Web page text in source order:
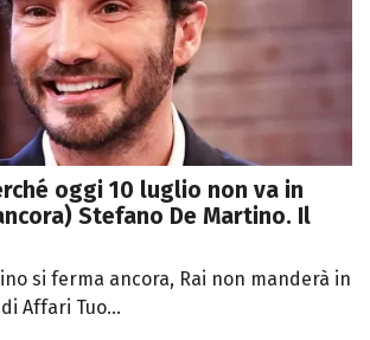
oggi 10 luglio non va in
Stefano De Martino. Il
si ferma ancora, Rai non manderà in
Affari Tuo...